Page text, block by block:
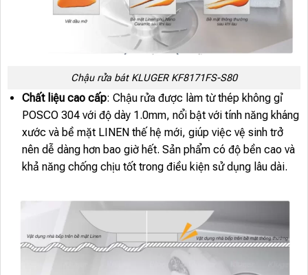
Chậu rửa bát KLUGER KF8171FS-S80
Chất liệu cao cấp: Chậu rửa được làm từ thép không gỉ
POSCO 304 với độ dày 1.0mm, nổi bật với tính năng kháng
xước và bề mặt LINEN thế hệ mới, giúp việc vệ sinh trở
nên dễ dàng hơn bao giờ hết. Sản phẩm có độ bền cao và
khả năng chống chịu tốt trong điều kiện sử dụng lâu dài.